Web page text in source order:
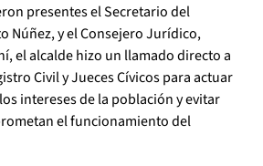
presentes el Secretario del
Núñez, y el Consejero Jurídico,
el alcalde hizo un llamado directo a
Civil y Jueces Cívicos para actuar
intereses de la población y evitar
el funcionamiento del